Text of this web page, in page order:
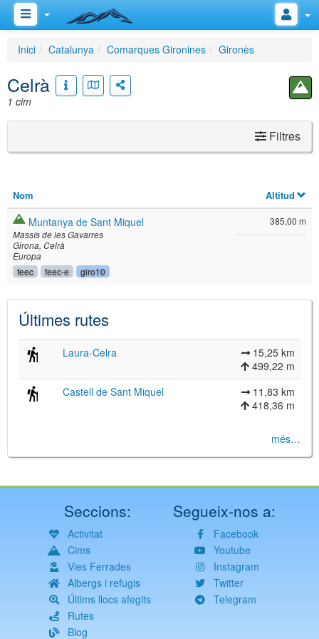
Inici Catalunya Comarques Gironines Gironès
Celrà
1 cim
Filtres
Nom Altitud
Muntanya de Sant Miquel
Massís de les Gavarres
Girona Celrà
Europa
feec feec-e giro10
385,00 m
Últimes rutes
Laura-Celra
15,25 km
499,22 m
Castell de Sant Miquel
11,83 km
418,36 m
més…
Seccions:
Activitat
Cims
Vies Ferrades
Albergs i refugis
Últims llocs afegits
Rutes
Blog
Segueix-nos a:
Facebook
Youtube
Instagram
Twitter
Telegram